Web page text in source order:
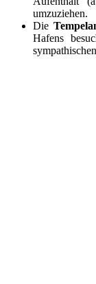
umzuziehen.
Die
Hafens